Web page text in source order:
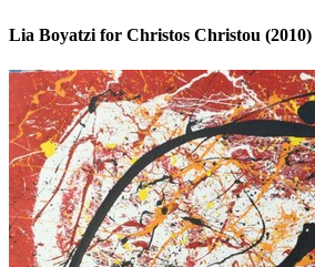
Lia Boyatzi for Christos Christou (2010)